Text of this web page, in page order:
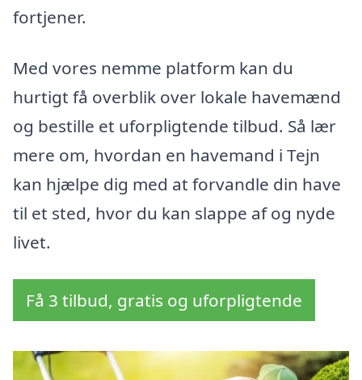
fortjener.
Med vores nemme platform kan du
hurtigt få overblik over lokale havemænd
og bestille et uforpligtende tilbud. Så lær
mere om, hvordan en havemand i Tejn
kan hjælpe dig med at forvandle din have
til et sted, hvor du kan slappe af og nyde
livet.
Få 3 tilbud, gratis og uforpligtende